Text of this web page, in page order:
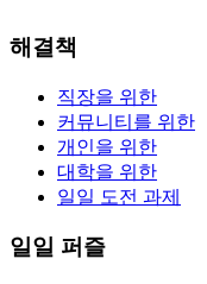
해결책
직장을 위한
커뮤니티를 위한
개인을 위한
대학을 위한
일일 도전 과제
일일 퍼즐